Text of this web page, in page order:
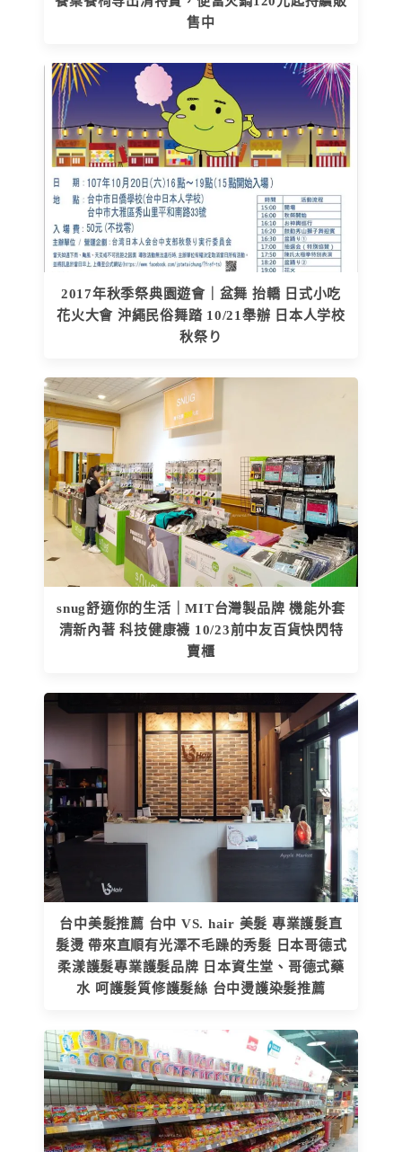
售中
2017年秋季祭典園遊會｜盆舞 抬轎 日式小吃
花火大會 沖繩民俗舞踏 10/21舉辦 日本人学校
秋祭り
snug舒適你的生活｜MIT台灣製品牌 機能外套
清新內著 科技健康襪 10/23前中友百貨快閃特
賣櫃
台中美髮推薦 台中 VS. hair 美髮 專業護髮直
髮燙 帶來直順有光澤不毛躁的秀髮 日本哥德式
柔漾護髮專業護髮品牌 日本資生堂、哥德式藥
水 呵護髮質修護髮絲 台中燙護染髮推薦